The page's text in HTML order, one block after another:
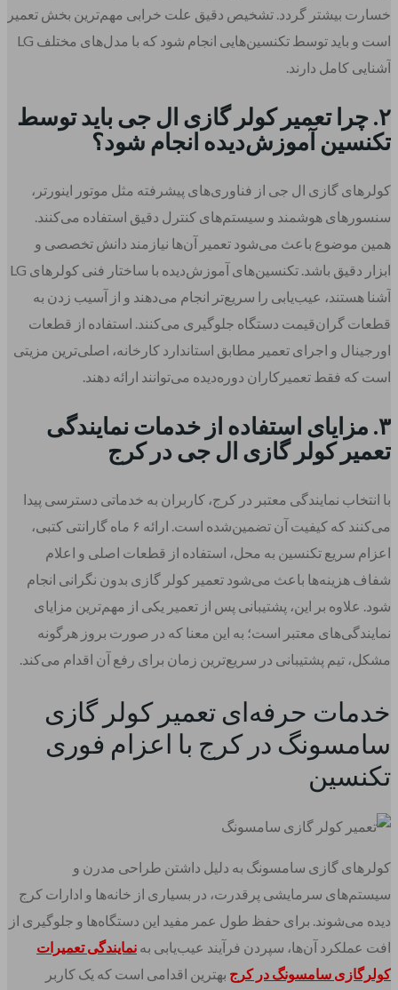
خسارت بیشتر گردد. تشخیص دقیق علت خرابی مهم‌ترین بخش تعمیر
است و باید توسط تکنسین‌هایی انجام شود که با مدل‌های مختلف LG
آشنایی کامل دارند.
۲. چرا تعمیر کولر گازی ال جی باید توسط
تکنسین آموزش‌دیده انجام شود؟
کولرهای گازی ال جی از فناوری‌های پیشرفته مثل موتور اینورتر،
سنسورهای هوشمند و سیستم‌های کنترل دقیق استفاده می‌کنند.
همین موضوع باعث می‌شود تعمیر آن‌ها نیازمند دانش تخصصی و
ابزار دقیق باشد. تکنسین‌های آموزش‌دیده با ساختار فنی کولرهای LG
آشنا هستند، عیب‌یابی را سریع‌تر انجام می‌دهند و از آسیب زدن به
قطعات گران‌قیمت دستگاه جلوگیری می‌کنند. استفاده از قطعات
اورجینال و اجرای تعمیر مطابق استاندارد کارخانه، اصلی‌ترین مزیتی
است که فقط تعمیرکاران دوره‌دیده می‌توانند ارائه دهند.
۳. مزایای استفاده از خدمات نمایندگی
تعمیر کولر گازی ال جی در کرج
با انتخاب نمایندگی معتبر در کرج، کاربران به خدماتی دسترسی پیدا
می‌کنند که کیفیت آن تضمین‌شده است. ارائه ۶ ماه گارانتی کتبی،
اعزام سریع تکنسین به محل، استفاده از قطعات اصلی و اعلام
شفاف هزینه‌ها باعث می‌شود تعمیر کولر گازی بدون نگرانی انجام
شود. علاوه بر این، پشتیبانی پس از تعمیر یکی از مهم‌ترین مزایای
نمایندگی‌های معتبر است؛ به این معنا که در صورت بروز هرگونه
مشکل، تیم پشتیبانی در سریع‌ترین زمان برای رفع آن اقدام می‌کند.
خدمات حرفه‌ای تعمیر کولر گازی
سامسونگ در کرج با اعزام فوری
تکنسین
کولرهای گازی سامسونگ به دلیل داشتن طراحی مدرن و
سیستم‌های سرمایشی پرقدرت، در بسیاری از خانه‌ها و ادارات کرج
دیده می‌شوند. برای حفظ طول عمر مفید این دستگاه‌ها و جلوگیری از
افت عملکرد آن‌ها، سپردن فرآیند عیب‌یابی به نمایندگی تعمیرات
کولرگازی سامسونگ در کرج بهترین اقدامی است که یک کاربر